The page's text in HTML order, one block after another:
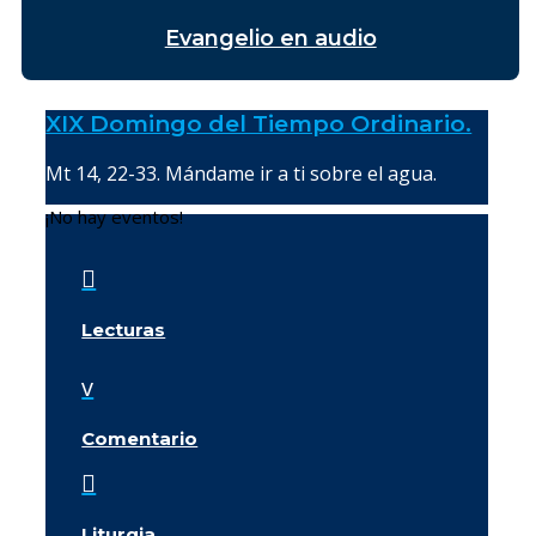
Evangelio en audio
XIX Domingo del Tiempo Ordinario.
Mt 14, 22-33. Mándame ir a ti sobre el agua.
¡No hay eventos!

Lecturas
v
Comentario
